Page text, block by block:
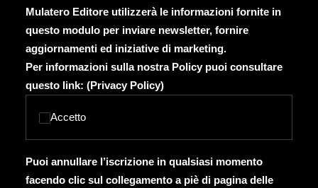
Mulatero Editore utilizzerà le informazioni fornite in
questo modulo per inviare newsletter, fornire
aggiornamenti ed iniziative di marketing.
Per informazioni sulla nostra Policy puoi consultare
questo link: (Privacy Policy)
Accetto
Puoi annullare l’iscrizione in qualsiasi momento
facendo clic sul collegamento a piè di pagina delle